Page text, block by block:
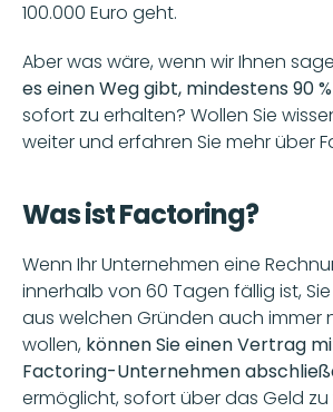
100.000 Euro geht.
Aber was wäre, wenn wir Ihnen
es einen Weg gibt, mindestens 90 %
sofort zu erhalten? Wollen Sie
weiter und erfahren Sie mehr über
Was ist Factoring?
Wenn Ihr Unternehmen eine
innerhalb von 60 Tagen fällig ist,
aus welchen Gründen auch immer
wollen, können Sie einen Vertrag
Factoring-Unternehmen
ermöglicht, sofort über das Geld